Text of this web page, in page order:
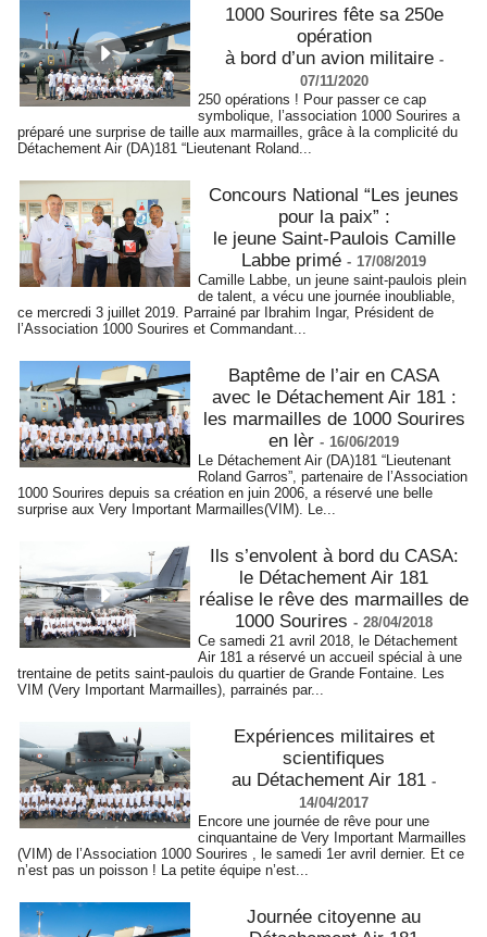
1000 Sourires fête sa 250e
opération
à bord d’un avion militaire -
07/11/2020
250 opérations ! Pour passer ce cap
symbolique, l’association 1000 Sourires a
préparé une surprise de taille aux marmailles, grâce à la complicité du
Détachement Air (DA)181 “Lieutenant Roland...
Concours National “Les jeunes
pour la paix” :
le jeune Saint-Paulois Camille
Labbe primé - 17/08/2019
Camille Labbe, un jeune saint-paulois plein
de talent, a vécu une journée inoubliable,
ce mercredi 3 juillet 2019. Parrainé par Ibrahim Ingar, Président de
l’Association 1000 Sourires et Commandant...
Baptême de l’air en CASA
avec le Détachement Air 181 :
les marmailles de 1000 Sourires
en lèr - 16/06/2019
Le Détachement Air (DA)181 “Lieutenant
Roland Garros”, partenaire de l’Association
1000 Sourires depuis sa création en juin 2006, a réservé une belle
surprise aux Very Important Marmailles(VIM). Le...
Ils s’envolent à bord du CASA:
le Détachement Air 181
réalise le rêve des marmailles de
1000 Sourires - 28/04/2018
Ce samedi 21 avril 2018, le Détachement
Air 181 a réservé un accueil spécial à une
trentaine de petits saint-paulois du quartier de Grande Fontaine. Les
VIM (Very Important Marmailles), parrainés par...
Expériences militaires et
scientifiques
au Détachement Air 181-
14/04/2017
Encore une journée de rêve pour une
cinquantaine de Very Important Marmailles
(VIM) de l’Association 1000 Sourires , le samedi 1er avril dernier. Et ce
n’est pas un poisson ! La petite équipe n’est...
Journée citoyenne au